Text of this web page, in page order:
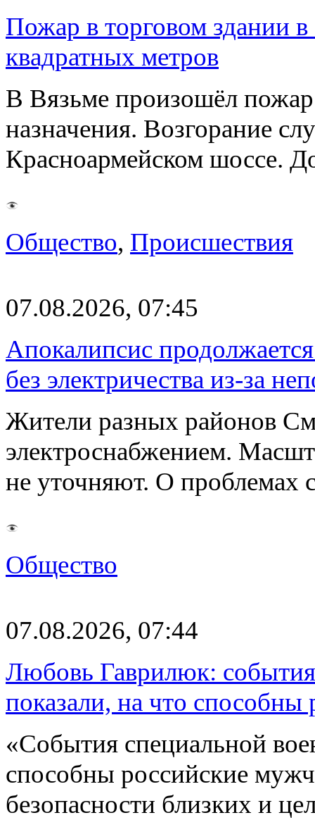
Пожар в торговом здании
квадратных метров
В Вязьме произошёл пожар
назначения. Возгорание
Красноармейском шоссе.
Общество, Происшествия
07.08.2026, 07:45
Апокалипсис
без электричества из-за
Жители разных районов
электроснабжением.
не уточняют. О проблемах
Общество
07.08.2026, 07:44
Любовь Гаврилюк:
показали, на что
«События специальной
способны российские
безопасности близких и